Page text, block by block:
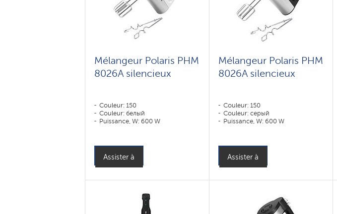
Mélangeur Polaris PHM
8026A silencieux
Couleur: 150
Couleur: белый
Puissance, W: 600 W
Assister à
Mélangeur Polaris PHM
8026A silencieux
Couleur: 150
Couleur: серый
Puissance, W: 600 W
Assister à